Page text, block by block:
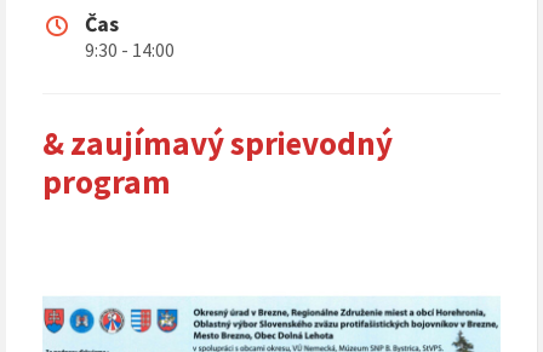
Čas
9:30 - 14:00
& zaujímavý sprievodný
program